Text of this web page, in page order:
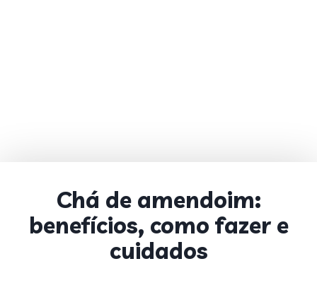
Chá de amendoim:
benefícios, como fazer e
cuidados